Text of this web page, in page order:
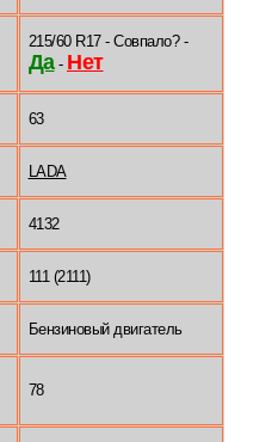
215/60 R17 - Совпало? -
Да- Нет
63
LADA
4132
111 (2111)
Бензиновый двигатель
78